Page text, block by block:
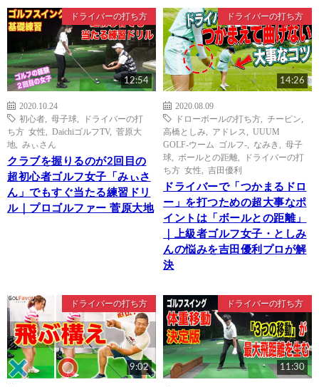
ドライバーの打ち方
12:54
2020.10.24
初心者
母子球
ドライバーの打
ち方 女性
DaichiゴルフTV, 菅原大
地
みぃさん
クラブを握りるのが2回目の
超初心者ゴルフ女子「みぃさ
ん」でもすぐ当たる練習ドリ
ル｜プロゴルファー 菅原大地
ドライバーの打ち方
14:26
2020.08.09
ドローボールの打ち方
チーピン
高橋としみ
アドレス
UUUM
GOLF-ウーム ゴルフ-
なみき
母子
球
ボールとの距離
ドライバーの打
ち方 女性
吉田優利
ドライバーで「つかまるドロ
ー」を打つための超大事なポ
イントは「ボールとの距離」
｜上級者ゴルフ女子・としみ
んの悩みを吉田優利プロが解
決
ドライバーの打ち方
9:02
ドライバーの打ち方
11:30